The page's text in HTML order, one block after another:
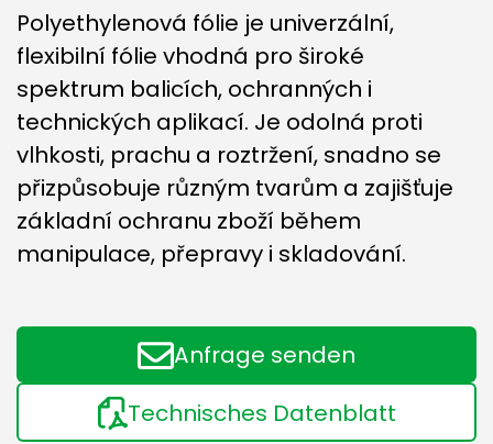
Polyethylenová fólie je univerzální,
flexibilní fólie vhodná pro široké
spektrum balicích, ochranných i
technických aplikací. Je odolná proti
vlhkosti, prachu a roztržení, snadno se
přizpůsobuje různým tvarům a zajišťuje
základní ochranu zboží během
manipulace, přepravy i skladování.
Anfrage senden
Technisches Datenblatt